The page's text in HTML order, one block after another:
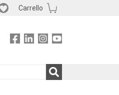
Carrello